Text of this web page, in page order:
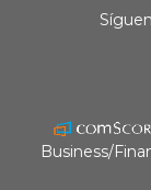
Business/